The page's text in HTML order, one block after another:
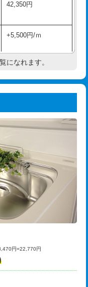
16,500円
22,000円
22,000円
3,300円
5,500円
5,500円
11,000円
42,350円
+5,500円/ｍ
現地調査
+3,300円
33,000円
8,800円
11,000円
22,000円
33,000円
になれます。
円=22,770円